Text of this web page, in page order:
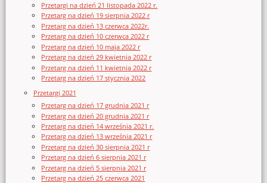
Przetargi na dzień 21 listopada 2022 r.
Przetarg na dzień 19 sierpnia 2022 r
Przetarg na dzień 13 czerwca 2022r.
Przetarg na dzień 10 czerwca 2022 r
Przetarg na dzień 10 maja 2022 r
Przetarg na dzień 29 kwietnia 2022 r
Przetarg na dzień 11 kwietnia 2022 r
Przetarg na dzień 17 stycznia 2022
Przetargi 2021
Przetarg na dzień 17 grudnia 2021 r
Przetarg na dzień 20 grudnia 2021 r
Przetarg na dzień 14 września 2021 r.
Przetarg na dzień 13 września 2021 r
Przetarg na dzień 30 sierpnia 2021 r
Przetarg na dzień 6 sierpnia 2021 r
Przetarg na dzień 5 sierpnia 2021 r
Przetarg na dzień 25 czerwca 2021